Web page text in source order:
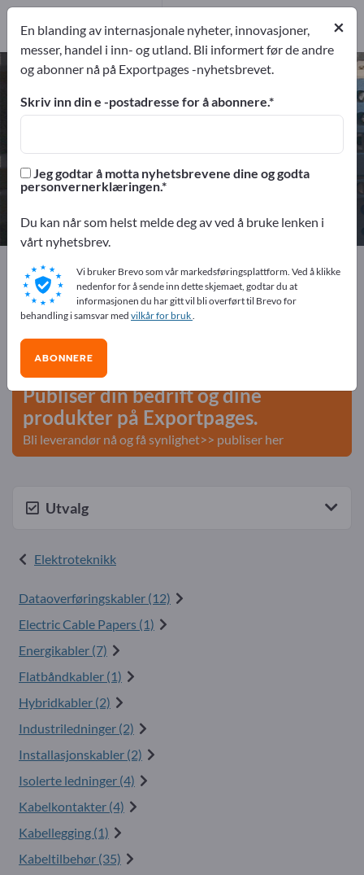
Kabler & ledninger – finn
produsenter og leverandører
Distributører
Produsent60
Distributører
Exportpages Elektroteknikk Kabler & ledninger
Annonser gratis på Exportpages!
Behov – Tilbud – Brukte varer – Forretningskontakter >>
start her
Publiser din bedrift og dine
produkter på Exportpages.
Bli leverandør nå og få synlighet>> publiser her
Utvalg
Elektroteknikk
Dataoverføringskabler (12)
Electric Cable Papers (1)
Energikabler (7)
Flatbåndkabler (1)
Hybridkabler (2)
Industriledninger (2)
Installasjonskabler (2)
Isolerte ledninger (4)
Kabelkontakter (4)
Kabellegging (1)
Kabeltilbehør (35)
×
En blanding av internasjonale nyheter, innovasjoner,
messer, handel i inn- og utland. Bli informert før de andre
og abonner nå på Exportpages -nyhetsbrevet.
Skriv inn din e -postadresse for å abonnere.
Jeg godtar å motta nyhetsbrevene dine og godta
personvernerklæringen.
Du kan når som helst melde deg av ved å bruke lenken i
vårt nyhetsbrev.
Vi bruker Brevo som vår markedsføringsplattform. Ved å klikke
nedenfor for å sende inn dette skjemaet, godtar du at
informasjonen du har gitt vil bli overført til Brevo for
behandling i samsvar med vilkår for bruk.
ABONNERE